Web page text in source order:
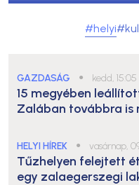
#helyi
GAZDASÁG ● kedd, 15:05
15 megyében
Zalában továbbra is
HELYI HÍREK ● vasárnap,
Tűzhelyen felejtett
egy zalaegerszegi